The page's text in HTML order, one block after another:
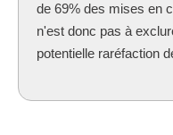
de 69% des mises en
n'est donc pas à
potentielle raréfaction